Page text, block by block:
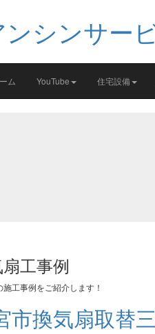
ム YouTube 住宅設備
工事例
施工事例をご紹介します！
市換気扇取替